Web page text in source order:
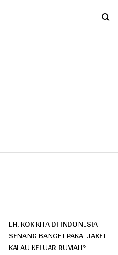
EH, KOK KITA DI INDONESIA
SENANG BANGET PAKAI JAKET
KALAU KELUAR RUMAH?